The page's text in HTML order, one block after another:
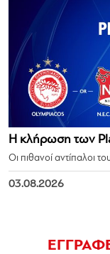
Η κλήρωση των
Οι πιθανοί αντίπαλοι
03.08.2026